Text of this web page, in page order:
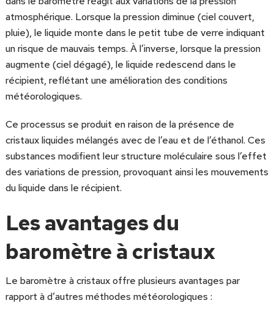
atmosphérique. Lorsque la pression diminue (ciel couvert,
pluie), le liquide monte dans le petit tube de verre indiquant
un risque de mauvais temps. À l’inverse, lorsque la pression
augmente (ciel dégagé), le liquide redescend dans le
récipient, reflétant une amélioration des conditions
météorologiques.
Ce processus se produit en raison de la présence de
cristaux liquides mélangés avec de l’eau et de l’éthanol. Ces
substances modifient leur structure moléculaire sous l’effet
des variations de pression, provoquant ainsi les mouvements
du liquide dans le récipient.
Les avantages du
baromètre à cristaux
Le baromètre à cristaux offre plusieurs avantages par
rapport à d’autres méthodes météorologiques :